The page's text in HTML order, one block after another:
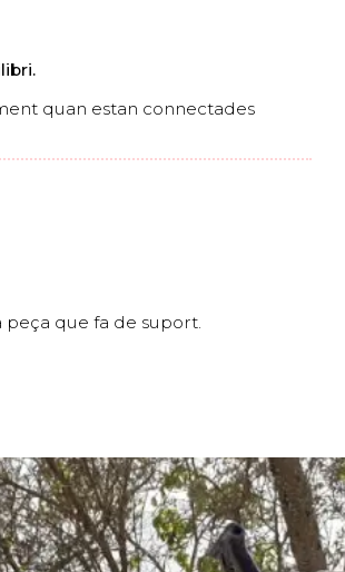
quan estan connectades
que fa de suport.